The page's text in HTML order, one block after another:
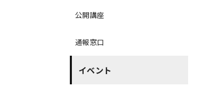
公開講座
通報窓口
イベント